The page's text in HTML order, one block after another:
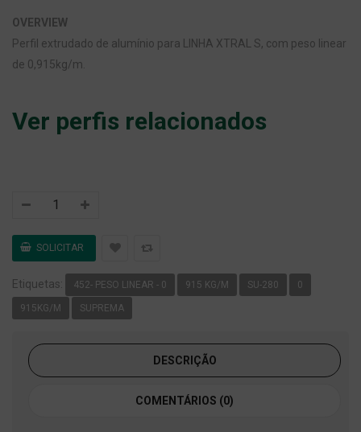
OVERVIEW
Perfil extrudado de alumínio para LINHA XTRAL S, com peso linear
de 0,915kg/m.
Ver perfis relacionados
Etiquetas: 452- PESO LINEAR - 0 915 KG/M SU-280 0
915KG/M SUPREMA
DESCRIÇÃO
COMENTÁRIOS (0)